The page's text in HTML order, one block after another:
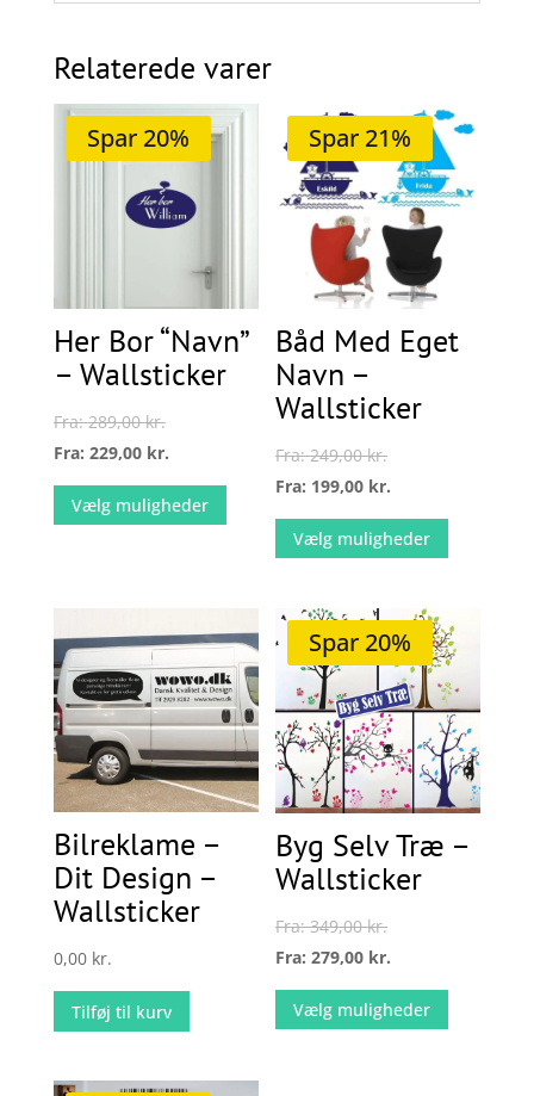
Relaterede varer
Spar 20%
Her Bor “Navn”
– Wallsticker
Fra:289,00kr.
Fra: 229,00 kr.
Vælg muligheder
Dette
varianter.
Mulighederne
kan
vælges
på
varesiden
Spar 21%
Båd Med Eget
Navn –
Wallsticker
Fra:249,00kr.
Fra: 199,00 kr.
Vælg muligheder
Dette
varianter.
kan
vælges
på
varesiden
Bilreklame –
Dit Design –
Wallsticker
0,00 kr.
Tilføj til kurv
Spar 20%
Byg Selv Træ –
Wallsticker
Fra:349,00kr.
Fra:279,00 kr.
Vælg muligheder
Dette